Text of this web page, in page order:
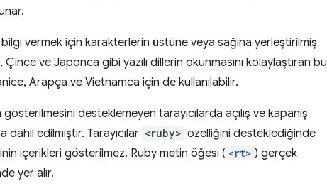
vermek için karakterlerin üstüne veya sağına yerleştirilmiş
ve Japonca gibi yazılı dillerin okunmasını kolaylaştıran bu
Arapça ve Vietnamca için de kullanılabilir.
desteklemeyen tarayıcılarda açılış ve kapanış
edilmiştir. Tarayıcılar <ruby> özelliğini desteklediğinde
içerikleri gösterilmez. Ruby metin öğesi ( <rt> ) gerçek
yer alır.